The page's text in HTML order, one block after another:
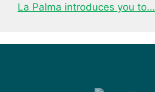
La Palma introduces you to…